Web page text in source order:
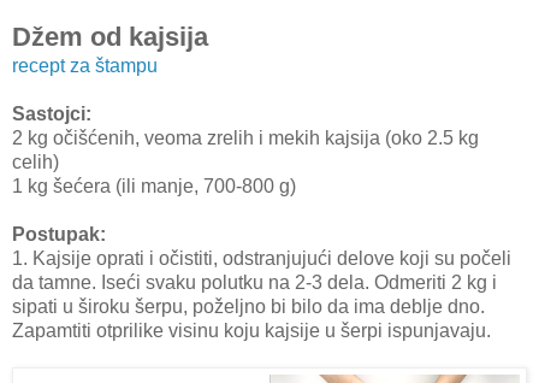
Džem od kajsija
recept za štampu
Sastojci:
2 kg očišćenih, veoma zrelih i mekih kajsija (oko 2.5 kg
celih)
1 kg šećera (ili manje, 700-800 g)
Postupak:
1. Kajsije oprati i očistiti, odstranjujući delove koji su počeli
da tamne. Iseći svaku polutku na 2-3 dela. Odmeriti 2 kg i
sipati u široku šerpu, poželjno bi bilo da ima deblje dno.
Zapamtiti otprilike visinu koju kajsije u šerpi ispunjavaju.